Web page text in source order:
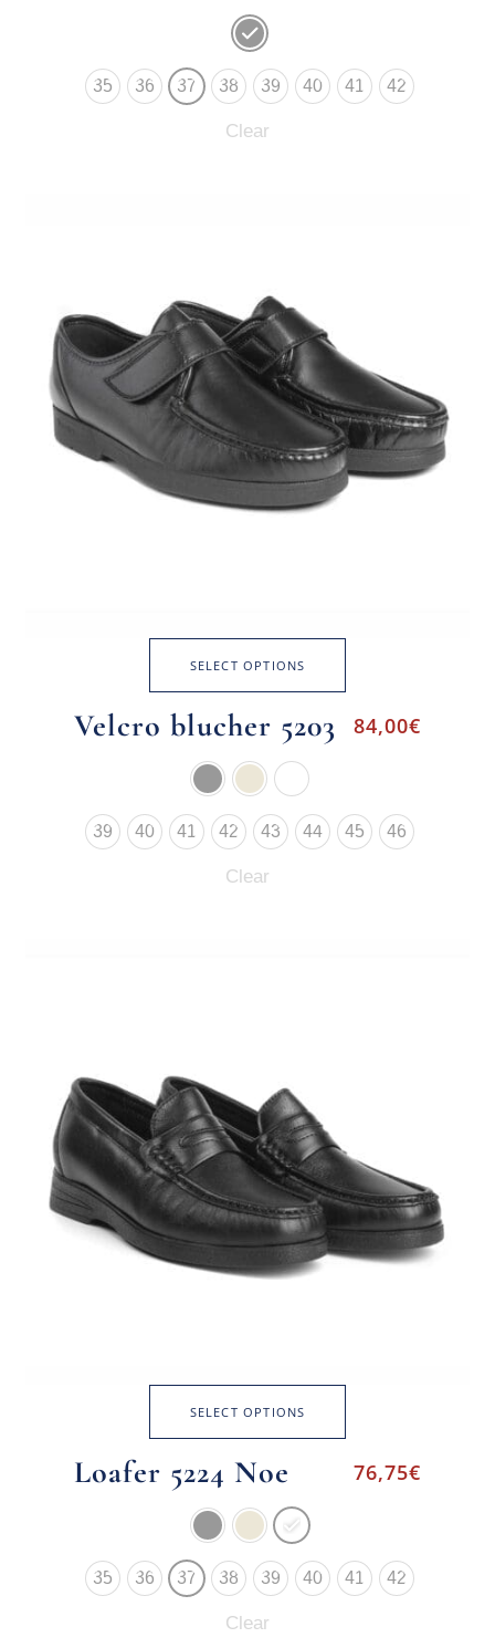
35 36 37 38 39 40 41 42
Clear
SELECT OPTIONS
Velcro blucher 5203 84,00€
39 40 41 42 43 44 45 46
Clear
SELECT OPTIONS
Loafer 5224 Noe 76,75€
35 36 37 38 39 40 41 42
Clear